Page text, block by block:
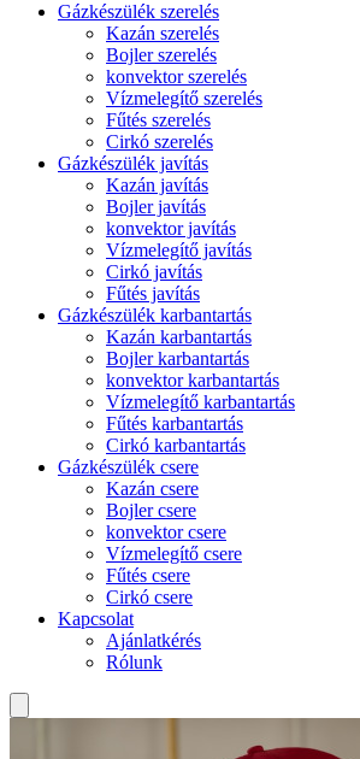
Gázkészülék szerelés
Kazán szerelés
Bojler szerelés
konvektor szerelés
Vízmelegítő szerelés
Fűtés szerelés
Cirkó szerelés
Gázkészülék javítás
Kazán javítás
Bojler javítás
konvektor javítás
Vízmelegítő javítás
Cirkó javítás
Fűtés javítás
Gázkészülék karbantartás
Kazán karbantartás
Bojler karbantartás
konvektor karbantartás
Vízmelegítő karbantartás
Fűtés karbantartás
Cirkó karbantartás
Gázkészülék csere
Kazán csere
Bojler csere
konvektor csere
Vízmelegítő csere
Fűtés csere
Cirkó csere
Kapcsolat
Ajánlatkérés
Rólunk